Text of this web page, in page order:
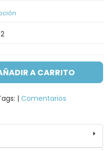
A CARRITO
| Comentarios